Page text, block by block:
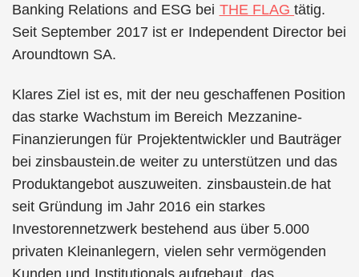
Banking Relations and ESG bei THE FLAGtätig.
Seit September 2017 ist er Independent Director bei
Aroundtown SA.
Klares Ziel ist es, mit der neu geschaffenen Position
das starke Wachstum im Bereich Mezzanine-
Finanzierungen für Projektentwickler und Bauträger
bei zinsbaustein.de weiter zu unterstützen und das
Produktangebot auszuweiten. zinsbaustein.de hat
seit Gründung im Jahr 2016 ein starkes
Investorennetzwerk bestehend aus über 5.000
privaten Kleinanlegern, vielen sehr vermögenden
Kunden und Institutionals aufgebaut, das